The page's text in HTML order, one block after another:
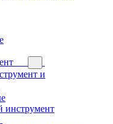
и
инструмент